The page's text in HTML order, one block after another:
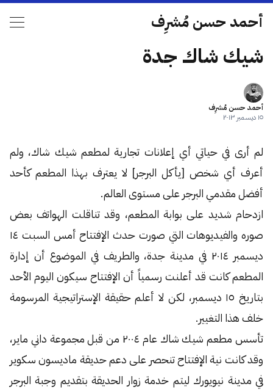
أحمد حسن مُشرِف
شيك شاك جدة
أحمد حسن مُشرِف
١٥ ديسمبر ٢٠١٣
لم أرى في حياتي أي إعلانات تجارية لمطعم شيك شاك، ولم
أعرف أي شخص [يأكل البرجر] لا يعترف بهذا المطعم كأحد
أفضل مقدمي البرجر على مستوى العالم.
ازدحام شديد على بوابة المطعم، وقد تناقلت الهواتف بعض
صوره والفيديوهات التي صورت حدث الإفتتاح أمس السبت ١٤
ديسمبر ٢٠١٤ في مدينة جدة، والطريف في الموضوع أن إدارة
المطعم كانت قد أعلنت رسمياً أن الإفتتاح سيكون اليوم الأحد
بتاريخ ١٥ ديسمبر، لكن لا أعلم حقيقة الإستراتيجية المرسومة
خلف هذا التغيير.
تأسس مطعم شيك شاك عام ٢٠٠٤ من قبل مجموعة داني ماير،
وقد كانت نية الإفتتاح تنحصر على دعم حديقة ماديسون سكوير
في مدينة نيويورك ليتم خدمة زوار الحديقة بتقديم وجبة البرجر